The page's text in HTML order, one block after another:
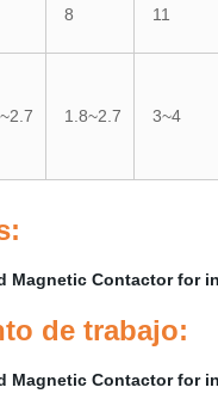
8 11
1.8~2.7 3~4
de trabajo: